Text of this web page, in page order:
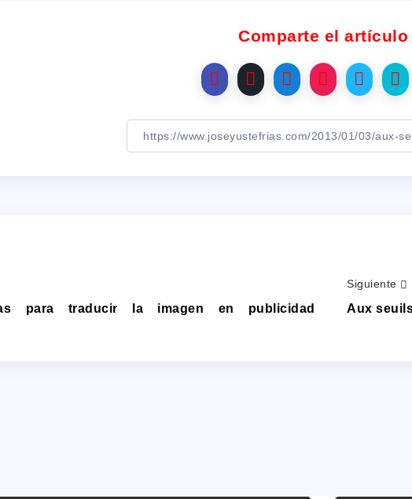
Comparte el artículo
para traducir la imagen en publicidad
Siguiente
Aux